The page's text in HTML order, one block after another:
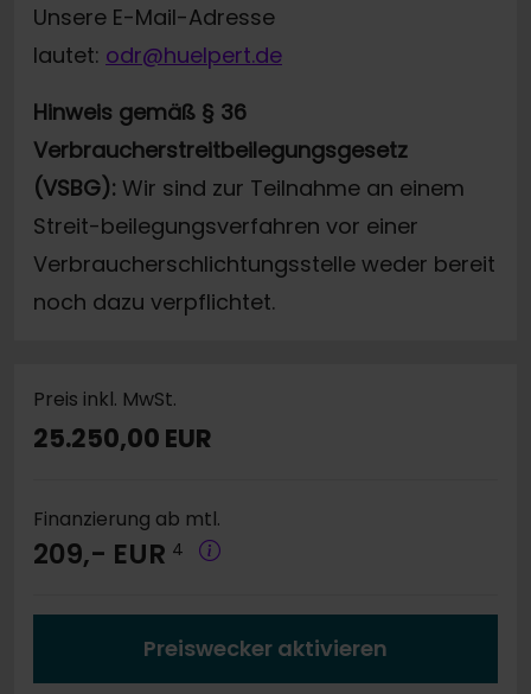
Unsere E-Mail-Adresse
lautet: odr@huelpert.de
Hinweis gemäß § 36
Verbraucherstreitbeilegungsgesetz
(VSBG): Wir sind zur Teilnahme an einem
Streit-beilegungsverfahren vor einer
Verbraucherschlichtungsstelle weder bereit
noch dazu verpflichtet.
Preis inkl. MwSt.
25.250,00 EUR
Finanzierung ab mtl.
209,- EUR 4
Preiswecker aktivieren